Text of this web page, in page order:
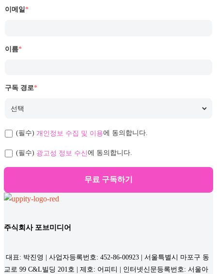
이메일*
이름*
구독 경로*
(필수) 개인정보 수집 및 이용에 동의합니다.
(필수) 광고성 정보 수신에 동의합니다.
무료 구독하기
주식회사 포브미디어
대표: 박진영 | 사업자등록번호: 452-86-00923 | 서울특별시 마포구 동
교로 99 C&L빌딩 201호 | 제호: 어피티 | 인터넷신문등록번호: 서울아